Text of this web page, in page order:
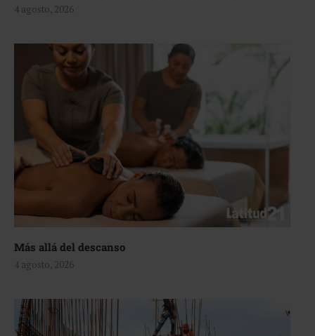
4 agosto, 2026
Más allá del descanso
4 agosto, 2026